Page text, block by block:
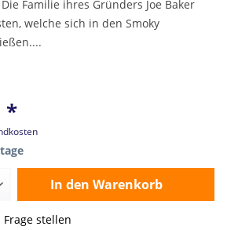
Familie ihres Gründers Joe Baker
welche sich in den Smoky
*
In den Warenkorb
Frage stellen